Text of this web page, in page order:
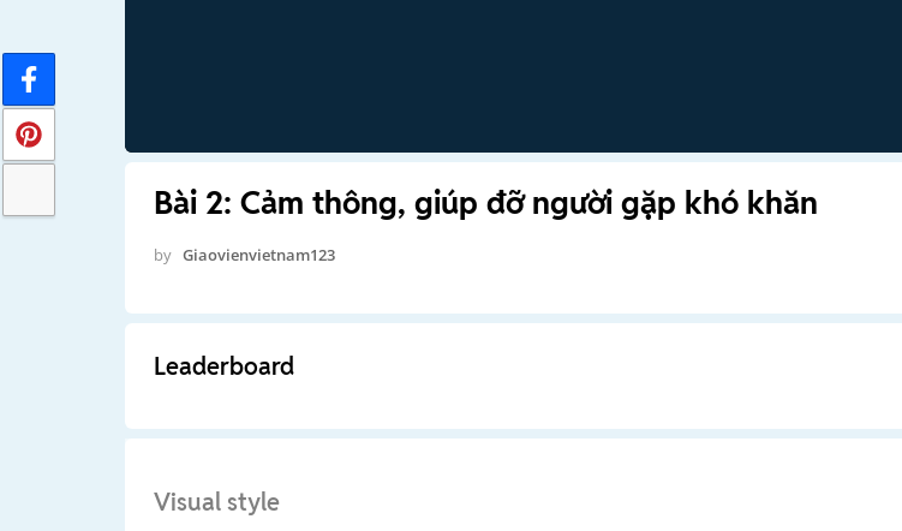
Bài 2: Cảm thông, giúp đỡ người gặp khó khăn
by Giaovienvietnam123
Leaderboard
Visual style